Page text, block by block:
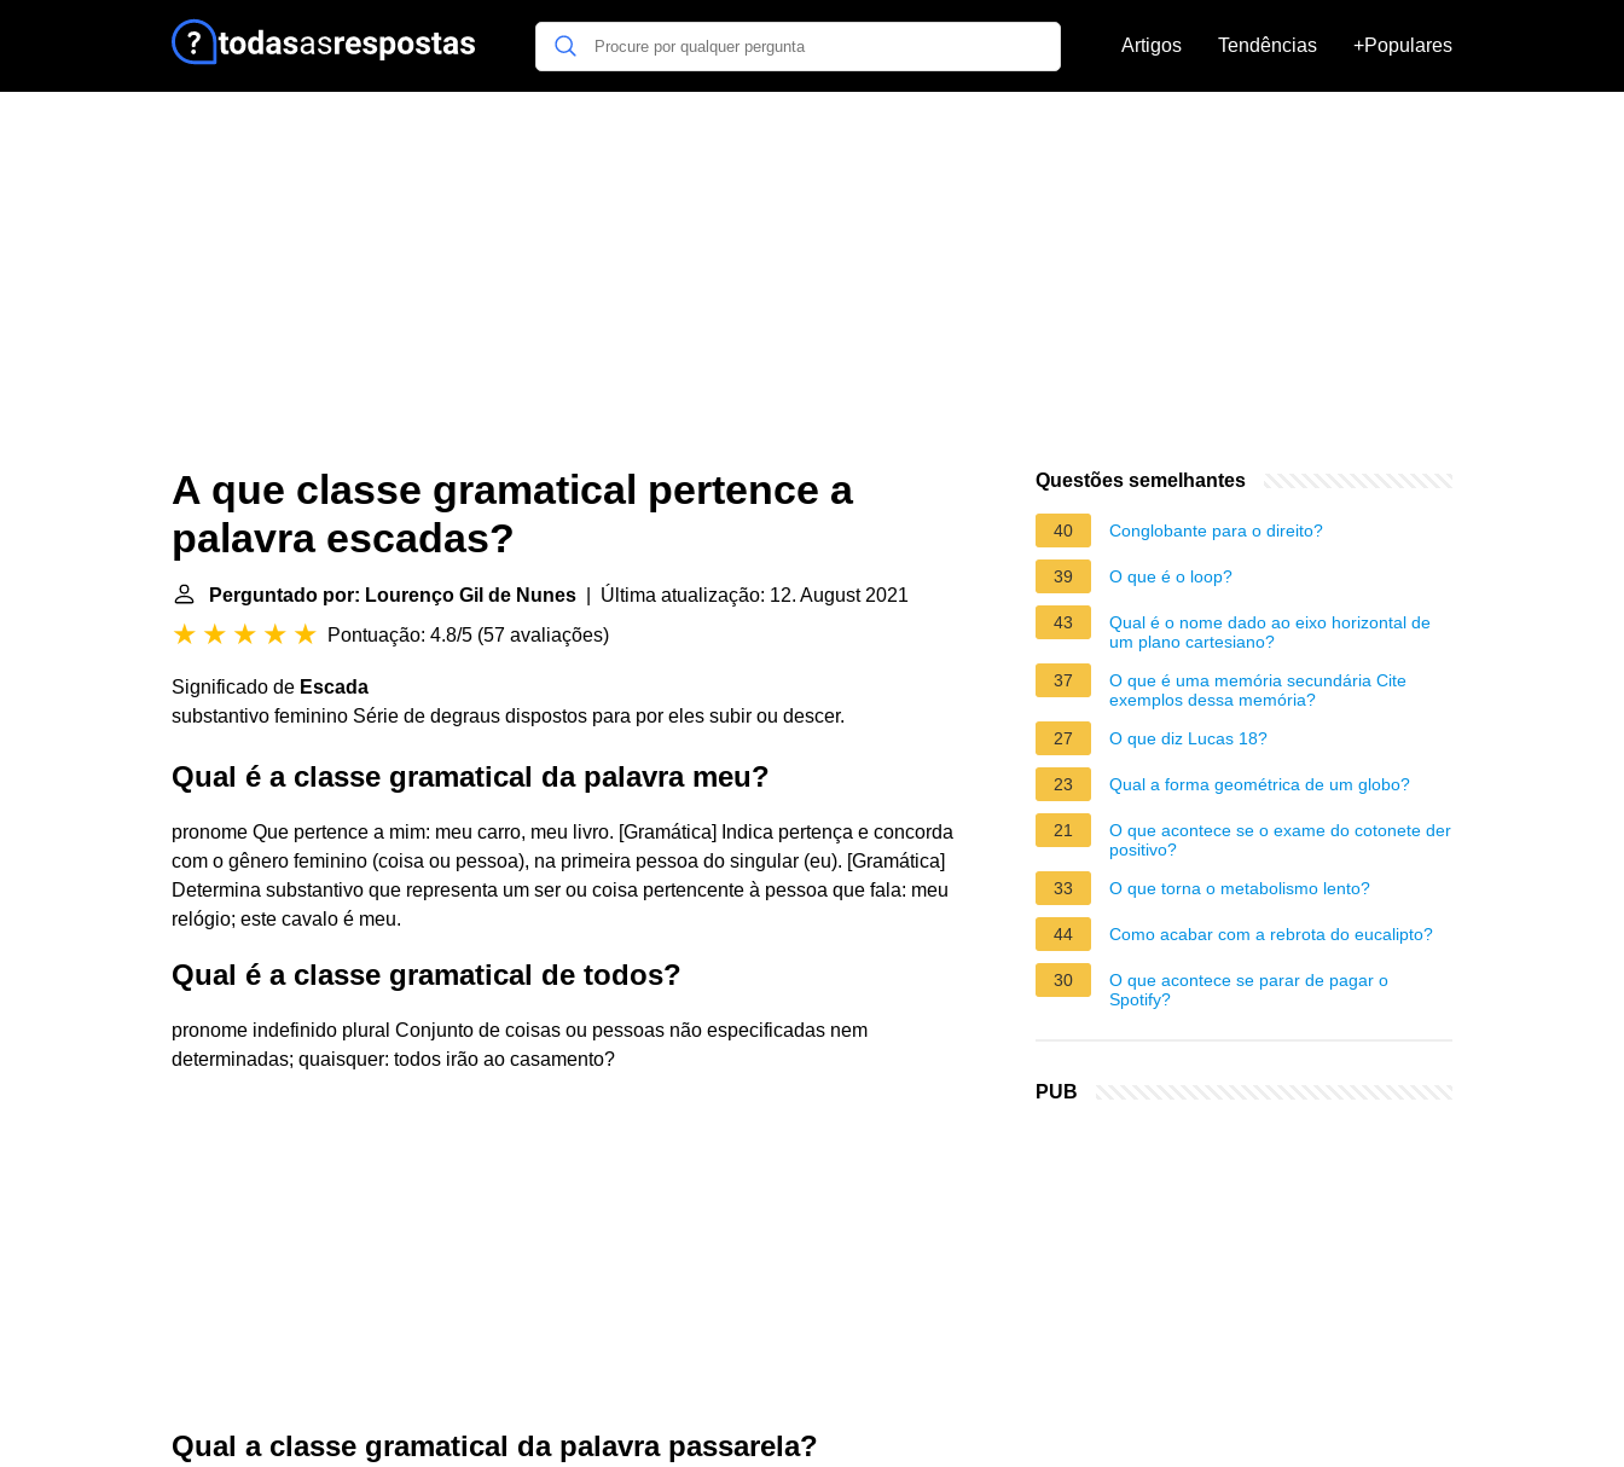
Artigos Tendências +Populares
A que classe gramatical pertence a
palavra escadas?
Perguntado por: Lourenço Gil de Nunes | Última atualização: 12. August 2021
Pontuação: 4.8/5 (57 avaliações)
Significado de Escada
substantivo feminino Série de degraus dispostos para por eles subir ou descer.
Qual é a classe gramatical da palavra meu?
pronome Que pertence a mim: meu carro, meu livro. [Gramática] Indica pertença e concorda
com o gênero feminino (coisa ou pessoa), na primeira pessoa do singular (eu). [Gramática]
Determina substantivo que representa um ser ou coisa pertencente à pessoa que fala: meu
relógio; este cavalo é meu.
Qual é a classe gramatical de todos?
pronome indefinido plural Conjunto de coisas ou pessoas não especificadas nem
determinadas; quaisquer: todos irão ao casamento?
Qual a classe gramatical da palavra passarela?
Questões semelhantes
40 Conglobante para o direito?
39 O que é o loop?
43
Qual é o nome dado ao eixo horizontal de
um plano cartesiano?
37
O que é uma memória secundária Cite
exemplos dessa memória?
27
O que diz Lucas 18?
23 Qual a forma geométrica de um globo?
21
O que acontece se o exame do cotonete der
positivo?
33
O que torna o metabolismo lento?
44 Como acabar com a rebrota do eucalipto?
30
O que acontece se parar de pagar o
Spotify?
PUB